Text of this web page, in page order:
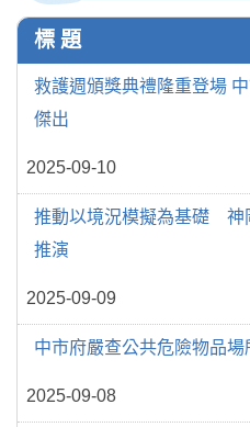
標 題
救護週頒獎典禮隆重登場
傑出
2025-09-10
推動以境況模擬為基礎 神
推演
2025-09-09
中市府嚴查公共危險物品
2025-09-08